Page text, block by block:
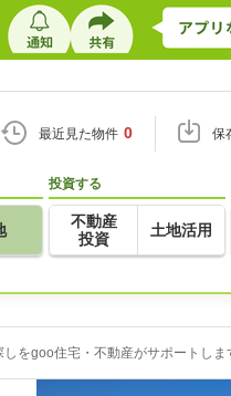
最近見た物件 0 保
投資する
不動産
投資
土地活用
をgoo住宅・不動産がサポートしま